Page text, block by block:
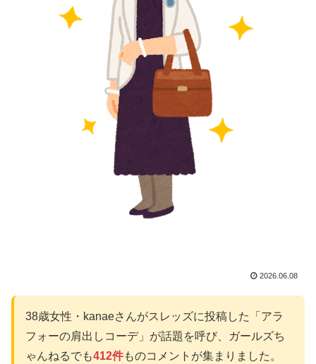
2026.06.08
38歳女性・kanaeさんがスレッズに投稿した「アラ
フォーの肩出しコーデ」が話題を呼び、ガールズち
ゃんねるでも412件ものコメントが集まりました。